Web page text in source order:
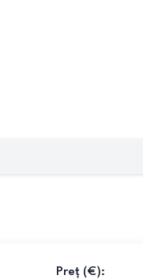
Preț (€):